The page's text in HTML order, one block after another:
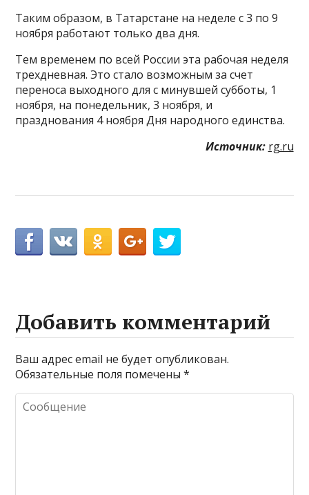
Таким образом, в Татарстане на неделе с 3 по 9
ноября работают только два дня.
Тем временем по всей России эта рабочая неделя
трехдневная. Это стало возможным за счет
переноса выходного для с минувшей субботы, 1
ноября, на понедельник, 3 ноября, и
празднования 4 ноября Дня народного единства.
Источник: rg.ru
Добавить комментарий
Ваш адрес email не будет опубликован.
Обязательные поля помечены*